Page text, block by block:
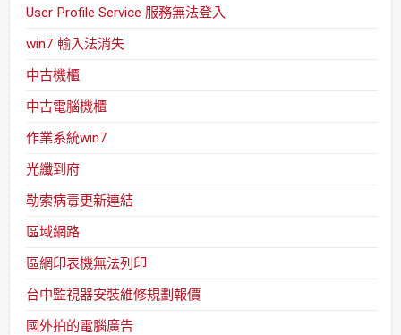
User Profile Service 服務無法登入
win7 輸入法消失
中古機櫃
中古電腦機櫃
作業系統win7
光纖到府
勒索病毒更新連結
區域網路
區網印表機無法列印
台中監視器安裝維修規劃報價
國外拍的電腦廣告